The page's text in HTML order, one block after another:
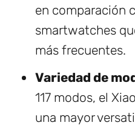
en comparación
smartwatches
más frecuentes.
Variedad de
117 modos, el
una mayor